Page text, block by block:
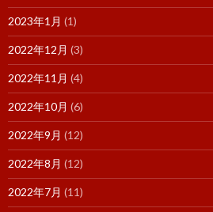
2023年1月 (1)
2022年12月 (3)
2022年11月 (4)
2022年10月 (6)
2022年9月 (12)
2022年8月 (12)
2022年7月 (11)